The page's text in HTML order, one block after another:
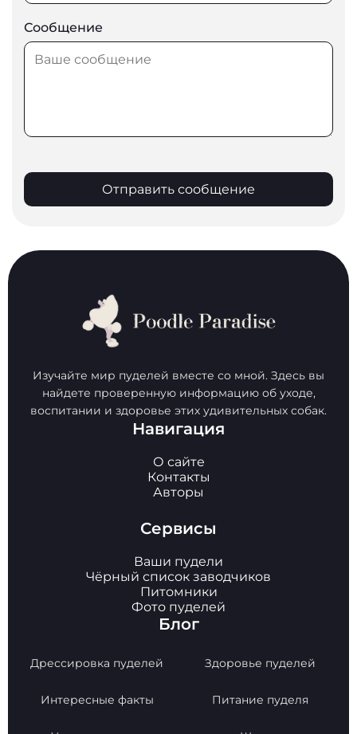
Сообщение
Отправить сообщение
Изучайте мир пуделей вместе со мной. Здесь вы
найдете проверенную информацию об уходе,
воспитании и здоровье этих удивительных собак.
Навигация
О сайте
Контакты
Авторы
Сервисы
Ваши пудели
Чёрный список заводчиков
Питомники
Фото пуделей
Блог
Дрессировка пуделей Здоровье пуделей
Интересные факты Питание пуделя